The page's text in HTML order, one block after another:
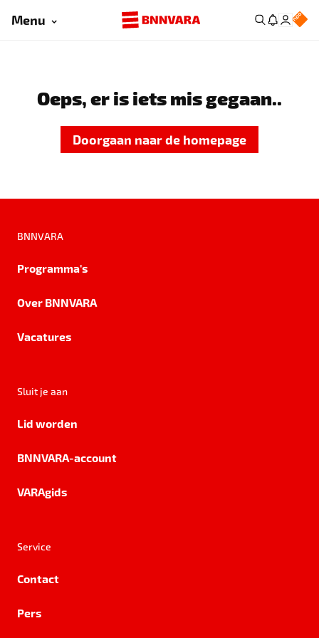
Menu
Oeps, er is iets mis gegaan..
Doorgaan naar de homepage
BNNVARA
Programma's
Over BNNVARA
Vacatures
Sluit je aan
Lid worden
BNNVARA-account
VARAgids
Service
Contact
Pers